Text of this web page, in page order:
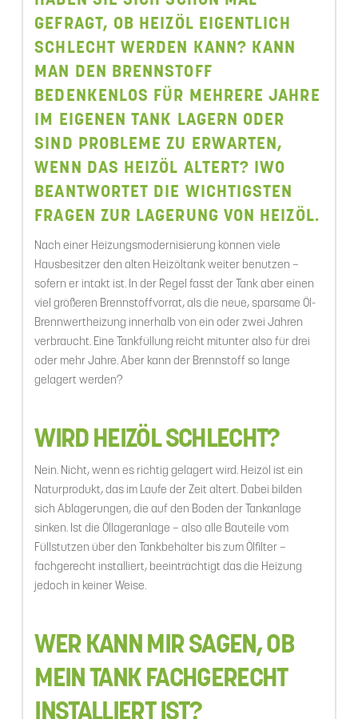
GEFRAGT, OB HEIZÖL EIGENTLICH
SCHLECHT WERDEN KANN? KANN
MAN DEN BRENNSTOFF
BEDENKENLOS FÜR MEHRERE JAHRE
IM EIGENEN TANK LAGERN ODER
SIND PROBLEME ZU ERWARTEN,
WENN DAS HEIZÖL ALTERT? IWO
BEANTWORTET DIE WICHTIGSTEN
FRAGEN ZUR LAGERUNG VON HEIZÖL.
Nach einer Heizungsmodernisierung können viele
Hausbesitzer den alten Heizöltank weiter benutzen –
sofern er intakt ist. In der Regel fasst der Tank aber einen
viel größeren Brennstoffvorrat, als die neue, sparsame Öl-
Brennwertheizung innerhalb von ein oder zwei Jahren
verbraucht. Eine Tankfüllung reicht mitunter also für drei
oder mehr Jahre. Aber kann der Brennstoff so lange
gelagert werden?
WIRD HEIZÖL SCHLECHT?
Nein. Nicht, wenn es richtig gelagert wird. Heizöl ist ein
Naturprodukt, das im Laufe der Zeit altert. Dabei bilden
sich Ablagerungen, die auf den Boden der Tankanlage
sinken. Ist die Öllageranlage – also alle Bauteile vom
Füllstutzen über den Tankbehälter bis zum Ölfilter –
fachgerecht installiert, beeinträchtigt das die Heizung
jedoch in keiner Weise.
WER KANN MIR SAGEN, OB
MEIN TANK FACHGERECHT
INSTALLIERT IST?